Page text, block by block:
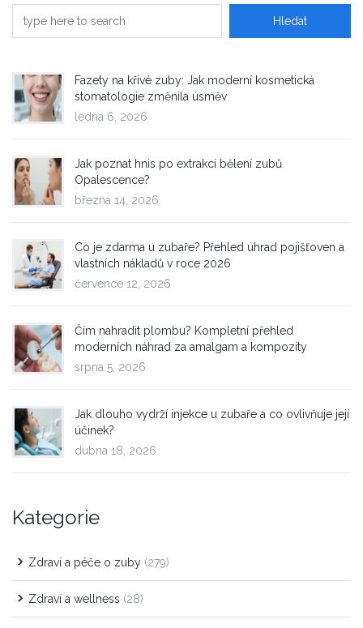
Fazety na křivé zuby: Jak moderní kosmetická
stomatologie změnila úsměv
ledna 6, 2026
Jak poznat hnis po extrakci bělení zubů
Opalescence?
března 14, 2026
Co je zdarma u zubaře? Přehled úhrad pojišťoven a
vlastních nákladů v roce 2026
července 12, 2026
Čím nahradit plombu? Kompletní přehled
moderních náhrad za amalgam a kompozity
srpna 5, 2026
Jak dlouho vydrží injekce u zubaře a co ovlivňuje její
účinek?
dubna 18, 2026
Kategorie
Zdraví a péče o zuby (279)
Zdraví a wellness (28)